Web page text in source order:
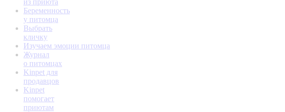
из приюта
Беременность
у питомца
Выбрать
кличку
Изучаем эмоции питомца
Журнал
о питомцах
Kinpet для
продавцов
Kinpet
помогает
приютам